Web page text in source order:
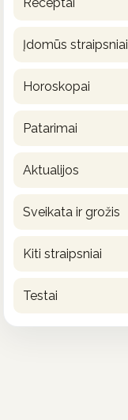
Įdomūs straipsniai
Horoskopai
Patarimai
Aktualijos
Sveikata ir grožis
Kiti straipsniai
Testai